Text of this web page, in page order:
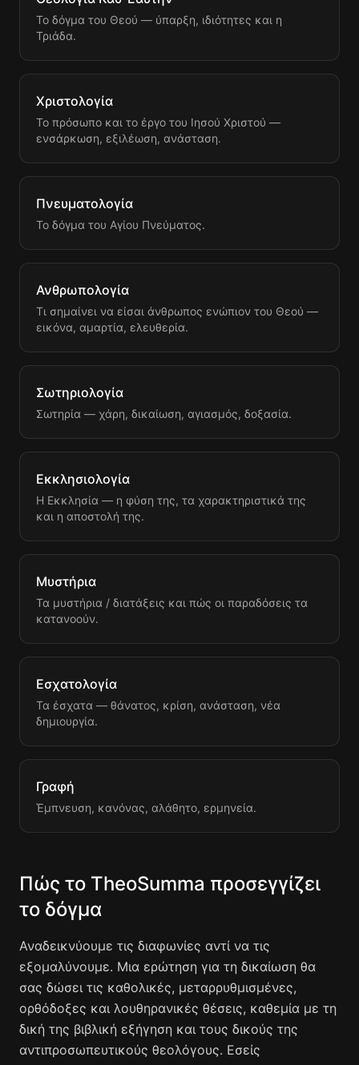
Το δόγμα του Θεού — ύπαρξη, ιδιότητες και η
Τριάδα.
Χριστολογία
Το πρόσωπο και το έργο του Ιησού Χριστού —
ενσάρκωση, εξιλέωση, ανάσταση.
Πνευματολογία
Το δόγμα του Αγίου Πνεύματος.
Ανθρωπολογία
Τι σημαίνει να είσαι άνθρωπος ενώπιον του Θεού —
εικόνα, αμαρτία, ελευθερία.
Σωτηριολογία
Σωτηρία — χάρη, δικαίωση, αγιασμός, δοξασία.
Εκκλησιολογία
Η Εκκλησία — η φύση της, τα χαρακτηριστικά της
και η αποστολή της.
Μυστήρια
Τα μυστήρια / διατάξεις και πώς οι παραδόσεις τα
κατανοούν.
Εσχατολογία
Τα έσχατα — θάνατος, κρίση, ανάσταση, νέα
δημιουργία.
Γραφή
Έμπνευση, κανόνας, αλάθητο, ερμηνεία.
Πώς το TheoSumma προσεγγίζει
το δόγμα
Αναδεικνύουμε τις διαφωνίες αντί να τις
εξομαλύνουμε. Μια ερώτηση για τη δικαίωση θα
σας δώσει τις καθολικές, μεταρρυθμισμένες,
ορθόδοξες και λουθηρανικές θέσεις, καθεμία με τη
δική της βιβλική εξήγηση και τους δικούς της
αντιπροσωπευτικούς θεολόγους. Εσείς